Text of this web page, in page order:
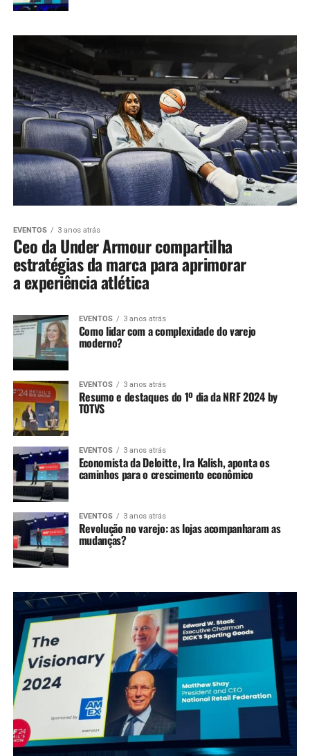
EVENTOS 3 anos atrás
Ceo da Under Armour compartilha
estratégias da marca para aprimorar
a experiência atlética
EVENTOS 3 anos atrás
Como lidar com a complexidade do varejo
moderno?
EVENTOS 3 anos atrás
Resumo e destaques do 1º dia da NRF 2024 by
TOTVS
EVENTOS 3 anos atrás
Economista da Deloitte, Ira Kalish, aponta os
caminhos para o crescimento econômico
EVENTOS 3 anos atrás
Revolução no varejo: as lojas acompanharam as
mudanças?